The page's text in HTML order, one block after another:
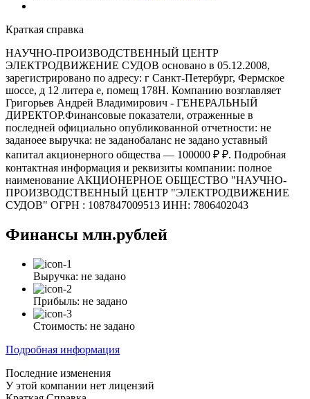
Краткая справка
НАУЧНО-ПРОИЗВОДСТВЕННЫЙ ЦЕНТР
ЭЛЕКТРОДВИЖЕНИЕ СУДОВ основано в 05.12.2008,
зарегистрировано по адресу: г Санкт-Петербург, Фермское
шоссе, д 12 литера е, помещ 178Н. Компанию возглавляет
Григорьев Андрей Владимирович - ГЕНЕРАЛЬНЫЙ
ДИРЕКТОР.Финансовые показатели, отраженные в
последней официально опубликованной отчетности: не
заданоее выручка: не заданобаланс не задано уставный
капитал акционерного общества — 100000 ₽ ₽. Подробная
контактная информация и реквизиты компании: полное
наименование АКЦИОНЕРНОЕ ОБЩЕСТВО "НАУЧНО-
ПРОИЗВОДСТВЕННЫЙ ЦЕНТР "ЭЛЕКТРОДВИЖЕНИЕ
СУДОВ" ОГРН : 1087847009513 ИНН: 7806402043
Финансы млн.рублей
Выручка: не задано
Прибыль: не задано
Стоимость: не задано
Подробная информация
Последние изменения
У этой компании нет лицензий